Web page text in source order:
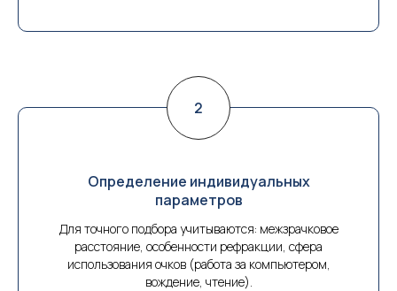
Определение индивидуальных
параметров
Для точного подбора учитываются: межзрачковое
расстояние, особенности рефракции, сфера
использования очков (работа за компьютером,
вождение, чтение).